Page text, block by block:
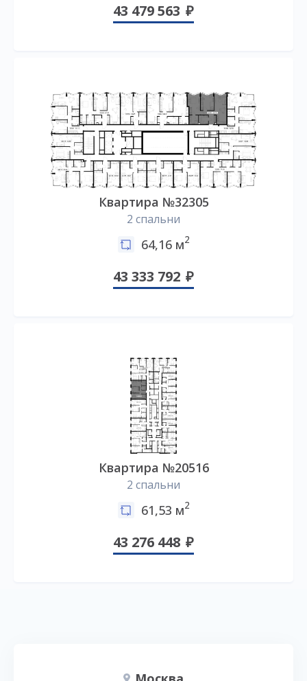
43 479 563
Квартира №32305
2 спальни
64,16 м2
43 333 792
Квартира №20516
2 спальни
61,53 м2
43 276 448